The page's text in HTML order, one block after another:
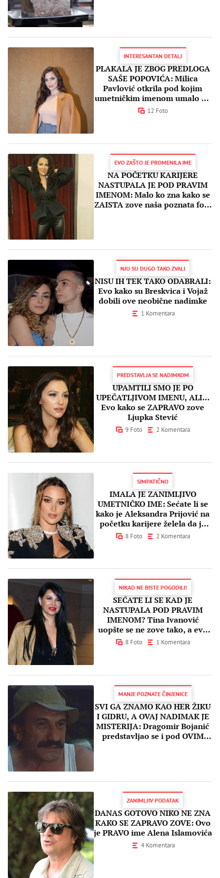
INTERESANTAN DETALJ
PLAKALA JE ZBOG PREDLOGA
SAŠE POPOVIĆA: Milica
Pavlović otkrila pod kojim
umetničkim imenom umalo da
je upoznamo
12 Foto
EVO ZAŠTO JE PROMENILA IME
NA POČETKU KARIJERE
NASTUPALA JE POD PRAVIM
IMENOM: Malo ko zna kako se
ZAISTA zove naša poznata folk
NJU SU DUGO TAKO ZVALI
NISU IH TEK TAKO ODABRALI:
Evo kako su Breskvica i Vojaž
dobili ove neobične nadimke
1 Komentara
PREDSTAVLJA SE NADIMKOM
UPAMTILI SMO JE PO
UPEČATLJIVOM IMENU, ALI...
Evo kako se ZAPRAVO zove
Ljupka Stević
9 Foto 2 Komentara
SIMPATIČNO
IMALA JE ZANIMLJIVO
UMETNIČKO IME: Sećate li se
kako je Aleksandra Prijović na
početku karijere želela da je
zovu?
8 Foto 2 Komentara
NIKAD NE BISTE POGODILI!
SEĆATE LI SE KAD JE
NASTUPALA POD PRAVIM
IMENOM? Tina Ivanović
uopšte se ne zove tako, a evo
zašto je promenila ime
8 Foto 1 Komentara
MANJE POZNATE ČINJENICE
SVI GA ZNAMO KAO HER ŽIKU
I GIDRU, A OVAJ NADIMAK JE
MISTERIJA: Dragomir Bojanić
predstavljao se i pod OVIM
ZANIMLJIV PODATAK
DANAS GOTOVO NIKO NE ZNA
KAKO SE ZAPRAVO ZOVE: Ovo
je PRAVO ime Alena Islamovića
4 Komentara